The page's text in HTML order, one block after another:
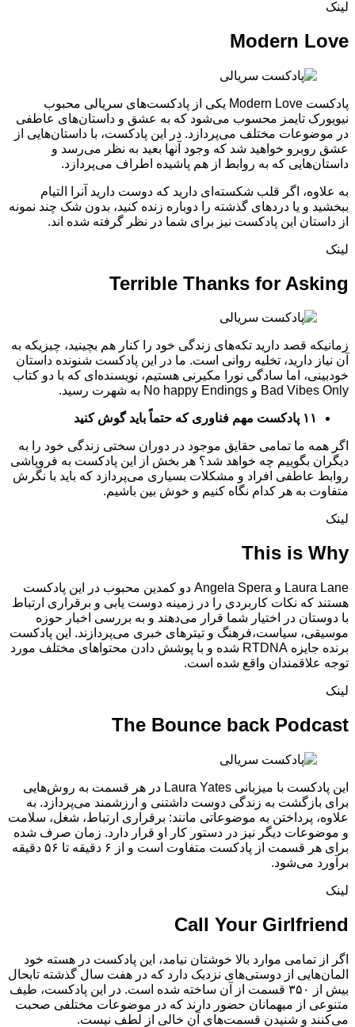
لینک
Modern Love
پادکست Modern Love یکی از پادکست‌های سریالی محبوب
نیویورک تایمز محسوب می‌شود که به عشق و داستان‌های عاطفی
در موضوعات مختلف می‌پردازد. در این پادکست، با داستان‌هایی از
عشق روبرو خواهید شد که وجود آنها بعید به نظر می‌رسد و
داستان‌هایی که به روابط از هم پاشیده اطراف می‌پردازد.
به علاوه، اگر قلب شکسته‌ای دارید که دوست دارید آنرا التیام
ببخشید و یا دردهای گذشته را دوباره زنده کنید، بدون شک چند نمونه
از داستان این پادکست نیز برای شما در نظر گرفته شده اند.
لینک
Terrible Thanks for Asking
زمانیکه قصد دارید تکه‌های زندگی خود را کنار هم بچینید، چیزیکه به
آن نیاز دارید، تخلیه روانی است. ما در این پادکست شنونده داستان
خودبینی، اما سادگی نورا مکیرنی هستیم، نویسنده‌ای که با دو کتاب
Bad Vibes Only و No happy Endings به شهرت رسید.
۱۱ پادکست مهم فناوری که حتماً باید گوش کنید
اگر همه ما تمامی حقایق موجود در دوران سختی زندگی خود را به
دیگران بگوییم چه خواهد شد؟ هر بخش از این پادکست به فروپاشی
روابط عاطفی افراد و مشکلات بسیاری می‌پردازد که باید با نگرش
متفاوت به هر کدام نگاه کنیم و خوش بین باشیم.
لینک
This is Why
Laura Lane و Angela Spera دو کمدین محبوب در این پادکست
هستند که نکات کاربردی را در زمینه دوست یابی و برقراری ارتباط
با دوستان در اختیار شما قرار می‌دهند و به بررسی اخبار حوزه
موسیقی، سیاست،فرهنگ و تیترهای خبری می‌پردازند. این پادکست
برنده جایزه RTDNA شده و با پوشش دادن محتواهای مختلف مورد
توجه علاقمندان واقع شده است.
لینک
The Bounce back Podcast
این پادکست با میزبانی Laura Yates در هر قسمت به روش‌هایی
برای بازگشت به زندگی دوست داشتنی و ارزشمند می‌پردازد. به
علاوه، پرداختن به موضوعاتی مانند: برقراری ارتباط، شغل، سلامت
و موضوعات دیگر نیز در دستور کار او قرار دارد. زمان صرف شده
برای هر قسمت از پادکست متفاوت است و از ۶ دقیقه تا ۵۶ دقیقه
برآورد می‌شود.
لینک
Call Your Girlfriend
اگر از تمامی موارد بالا خوشتان نیامد، این پادکست در هسته خود
المان‌هایی از دوستی‌های نزدیک دارد که در هفت سال گذشته تابحال
بیش از ۳۵۰ قسمت از آن ساخته شده است. در این پادکست، طیف
متنوعی از میهمانان حضور دارند که در موضوعات مختلفی صحبت
می‌کنند و شنیدن قسمت‌های آن خالی از لطف نیست.